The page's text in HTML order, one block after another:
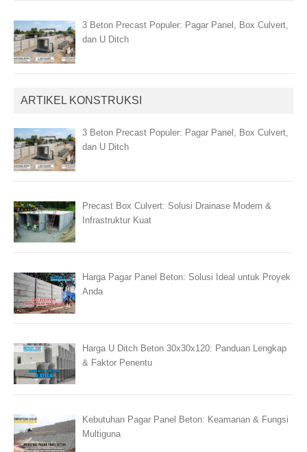
3 Beton Precast Populer: Pagar Panel, Box Culvert,
dan U Ditch
ARTIKEL KONSTRUKSI
3 Beton Precast Populer: Pagar Panel, Box Culvert,
dan U Ditch
Precast Box Culvert: Solusi Drainase Modern &
Infrastruktur Kuat
Harga Pagar Panel Beton: Solusi Ideal untuk Proyek
Anda
Harga U Ditch Beton 30x30x120: Panduan Lengkap
& Faktor Penentu
Kebutuhan Pagar Panel Beton: Keamanan & Fungsi
Multiguna